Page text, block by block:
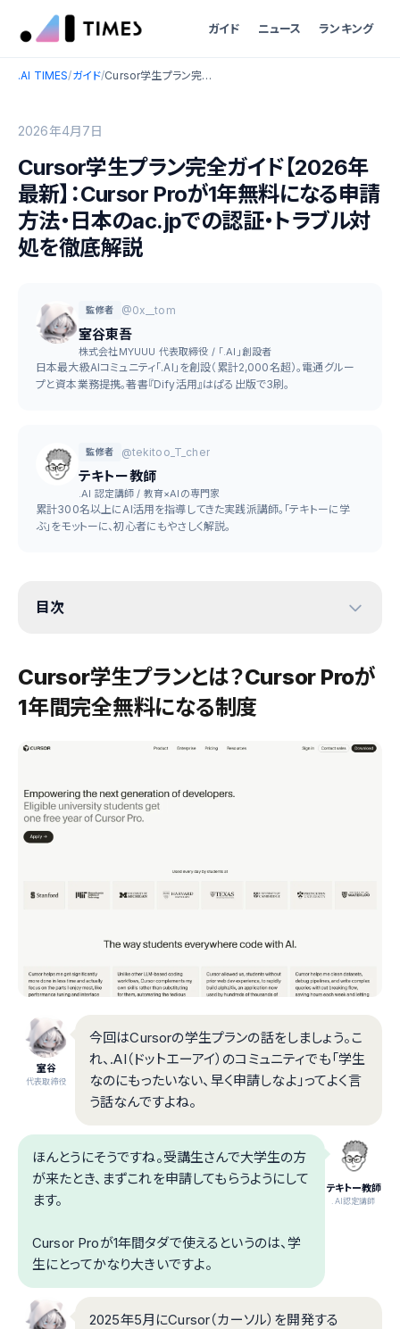
ガイド ニュース ランキング
.AI TIMES/ガイド/ Cursor学生プラン完全ガイド【2026年最新】：Cursor Proが1年無料になる申請方法・日本のac.jpでの認証・トラブル対処を徹底解説
2026年4月7日
Cursor学生プラン完全ガイド【2026年
最新】：Cursor Proが1年無料になる申請
方法・日本のac.jpでの認証・トラブル対
処を徹底解説
監修者 @0x__tom
室谷東吾
株式会社MYUUU 代表取締役 / 「.AI」創設者
日本最大級AIコミュニティ「.AI」を創設（累計2,000名超）。電通グルー
プと資本業務提携。著書『Dify活用』はぱる出版で3刷。
監修者 @tekitoo_T_cher
テキトー教師
.AI 認定講師 / 教育×AIの専門家
累計300名以上にAI活用を指導してきた実践派講師。「テキトーに学
ぶ」をモットーに、初心者にもやさしく解説。
目次
Cursor学生プランとは？Cursor Proが
1年間完全無料になる制度
室谷
代表取締役
今回はCursorの学生プランの話をしましょう。こ
れ、.AI（ドットエーアイ）のコミュニティでも「学生
なのにもったいない、早く申請しなよ」ってよく言
う話なんですよね。
テキトー教師
.AI認定講師
ほんとうにそうですね。受講生さんで大学生の方
が来たとき、まずこれを申請してもらうようにして
ます。
Cursor Proが1年間タダで使えるというのは、学
生にとってかなり大きいですよ。
2025年5月にCursor（カーソル）を開発する